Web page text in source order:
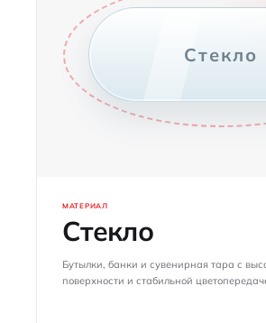
Стекло
МАТЕРИАЛ
Стекло
Бутылки, банки и сувенирная тара с
поверхности и стабильной